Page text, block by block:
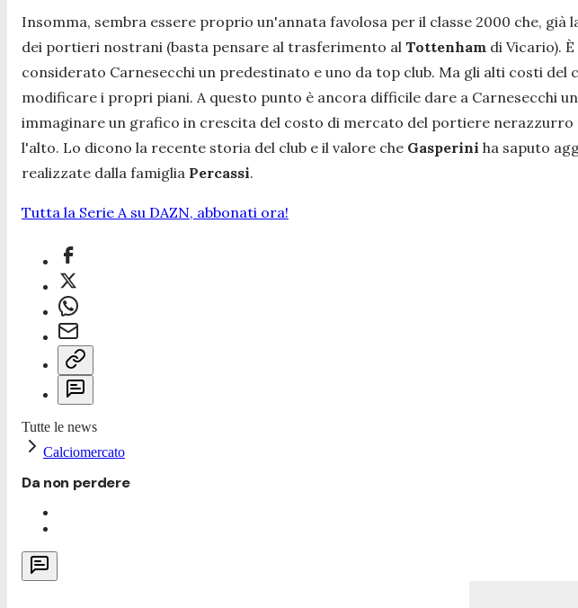
Insomma, sembra essere proprio un'annata favolosa per il classe 2000 che,
dei portieri nostrani (basta pensare al trasferimento al Tottenham di Vicario).
considerato Carnesecchi un predestinato e uno da top club. Ma gli alti costi
modificare i propri piani. A questo punto è ancora difficile dare a Carnesecchi
immaginare un grafico in crescita del costo di mercato del portiere
l'alto. Lo dicono la recente storia del club e il valore che Gasperini ha saputo
realizzate dalla famiglia Percassi.
Tutta la Serie A su DAZN, abbonati ora!
Tutte le news
Calciomercato
Da non perdere